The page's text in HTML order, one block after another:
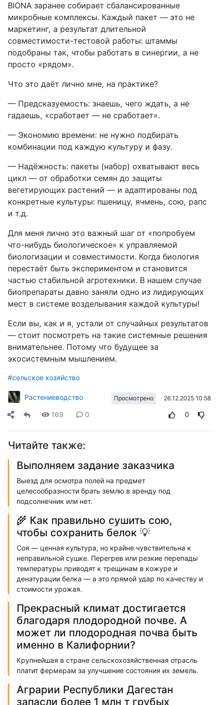
BIONA заранее собирает сбалансированные
микробные комплексы. Каждый пакет — это не
маркетинг, а результат длительной
совместимости-тестовой работы: штаммы
подобраны так, чтобы работать в синергии, а не
просто «рядом».
Что это даёт лично мне, на практике?
— Предсказуемость: знаешь, чего ждать, а не
гадаешь, «сработает — не сработает».
— Экономию времени: не нужно подбирать
комбинации под каждую культуру и фазу.
— Надёжность: пакеты (набор) охватывают весь
цикл — от обработки семян до защиты
вегетирующих растений — и адаптированы под
конкретные культуры: пшеницу, ячмень, сою, рапс
и т.д.
Для меня лично это важный шаг от «попробуем
что-нибудь биологическое» к управляемой
биологизации и совместимости. Когда биология
перестаёт быть экспериментом и становится
частью стабильной агротехники. В нашем случае
биопрепараты давно заняли одно из лидирующих
мест в системе возделывания каждой культуры!
Если вы, как и я, устали от случайных результатов
— стоит посмотреть на такие системные решения
внимательнее. Потому что будущее за
экосистемным мышлением.
#сельское хозяйство
Растениеводство Просмотрено 26.12.2025 10:58
169 0 0
Читайте также:
Выполняем задание заказчика
Выезд для осмотра полей на предмет
целесообразности брать землю в аренду под
подсолнечник или нет.
🌾 Как правильно сушить сою,
чтобы сохранить белок 💡
Соя — ценная культура, но крайне чувствительна к
неправильной сушке. Перегрев или резкие перепады
температуры приводят к трещинам в кожуре и
денатурации белка — а это прямой удар по качеству и
стоимости урожая.
Прекрасный климат достигается
благодаря плодородной почве. А
может ли плодородная почва быть
именно в Калифорнии?
Крупнейшая в стране сельскохозяйственная отрасль
платит фермерам за улучшение состояния их земель.
Аграрии Республики Дагестан
запасли более 1 млн т грубых